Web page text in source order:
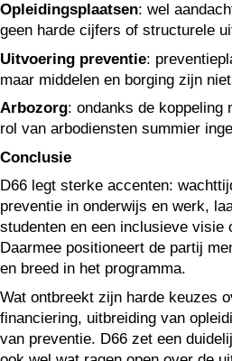
Opleidingsplaatsen: wel
geen harde cijfers of structurele
Uitvoering preventie:
maar middelen en borging zijn
Arbozorg: ondanks de koppeling
rol van arbodiensten summier
Conclusie
D66 legt sterke accenten:
preventie in onderwijs en werk,
studenten en een inclusieve visie
Daarmee positioneert de partij
en breed in het programma.
Wat ontbreekt zijn harde keuzes
financiering, uitbreiding van
van preventie. D66 zet een